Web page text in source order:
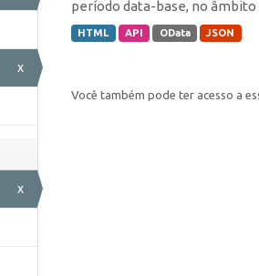
x
x
período data-base, no
HTML API OData JSON
Você também pode ter acesso a